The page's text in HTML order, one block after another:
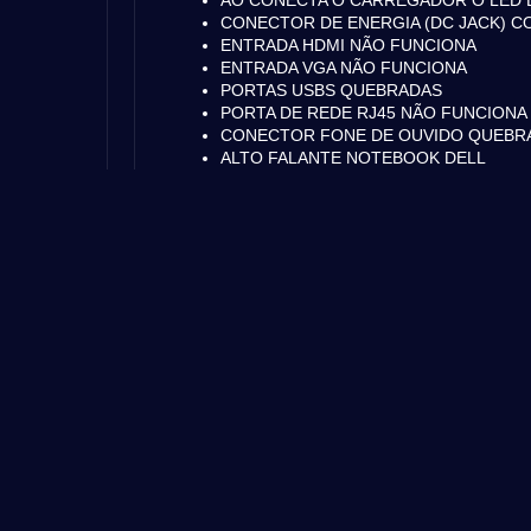
CONECTOR DE ENERGIA (DC JACK)
ENTRADA HDMI NÃO FUNCIONA
ENTRADA VGA NÃO FUNCIONA
PORTAS USBS QUEBRADAS
PORTA DE REDE RJ45 NÃO FUNCIONA
CONECTOR FONE DE OUVIDO
ALTO FALANTE NOTEBOOK DELL